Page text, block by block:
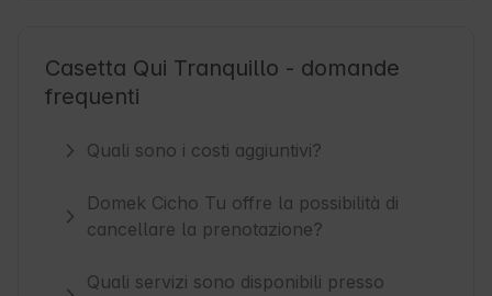
Casetta Qui Tranquillo - domande
frequenti
Quali sono i costi aggiuntivi?
Domek Cicho Tu offre la possibilità di
cancellare la prenotazione?
Quali servizi sono disponibili presso